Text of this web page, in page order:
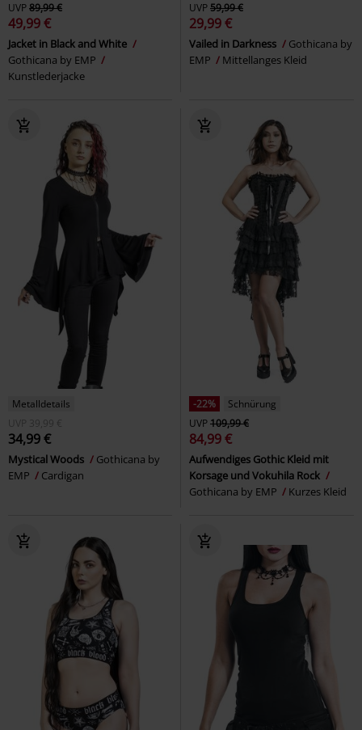
UVP89,99 €
49,99 €
Jacket in Black and White
Gothicana by EMP
Kunstlederjacke
UVP59,99 €
29,99 €
Vailed in Darkness
Gothicana by
EMP
Mittellanges Kleid
Metalldetails
UVP
39,99 €
34,99 €
Mystical Woods
Gothicana by
EMP
Cardigan
-22%
Schnürung
UVP109,99 €
84,99 €
Aufwendiges Gothic Kleid mit
Korsage und Vokuhila Rock
Gothicana by EMP
Kurzes Kleid